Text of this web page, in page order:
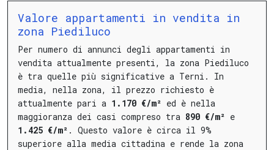
Valore appartamenti in vendita in
zona Piediluco
Per numero di annunci degli appartamenti in
vendita attualmente presenti, la zona Piediluco
è tra quelle più significative a Terni.
In
media, nella zona, il prezzo richiesto è
attualmente pari a 1.170 €/m² ed è nella
maggioranza dei casi compreso tra 890 €/m² e
1.425 €/m² . Questo valore è circa il 9%
superiore alla media cittadina e rende la zona